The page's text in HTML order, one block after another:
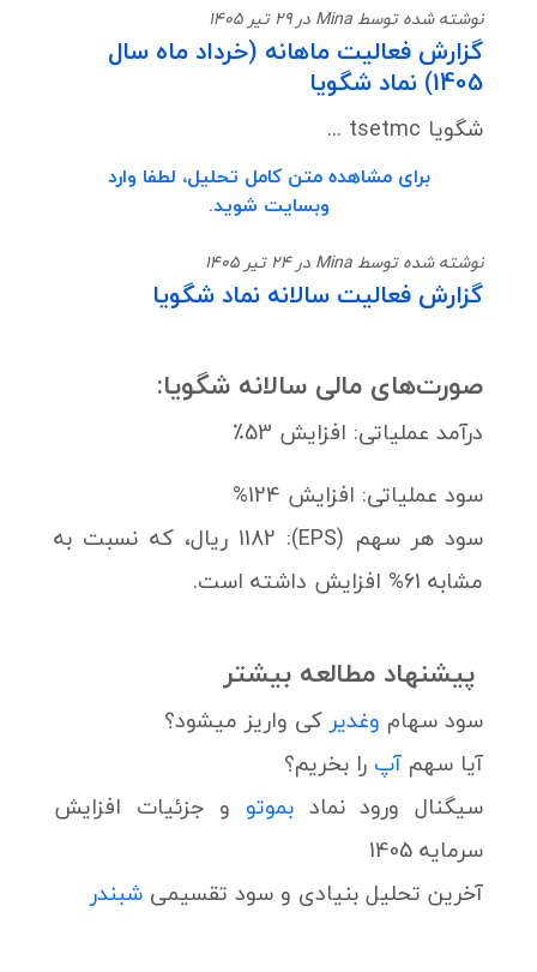
نوشته شده توسط Mina در 29 تیر 1405
گزارش فعالیت ماهانه (خرداد ماه سال
1405) نماد شگویا
شگویا tsetmc ...
برای مشاهده متن کامل تحلیل، لطفا وارد
وبسایت شوید.
نوشته شده توسط Mina در 24 تیر 1405
گزارش فعالیت سالانه نماد شگویا
صورت‌های مالی سالانه شگویا:
درآمد عملیاتی: افزایش 53٪
سود عملیاتی: افزایش 124%
سود هر سهم (EPS): 1182 ریال، که نسبت به
مشابه 61% افزایش داشته است.
پیشنهاد مطالعه بیشتر
سود سهام وغدیر کی واریز میشود؟
آیا سهم آپ را بخریم؟
سیگنال ورود نماد بموتو و جزئیات افزایش
سرمایه 1405
آخرین تحلیل بنیادی و سود تقسیمی شبندر